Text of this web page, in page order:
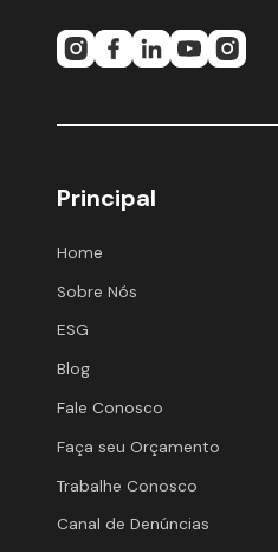
Principal
Home
Sobre Nós
ESG
Blog
Fale Conosco
Faça seu Orçamento
Trabalhe Conosco
Canal de Denúncias